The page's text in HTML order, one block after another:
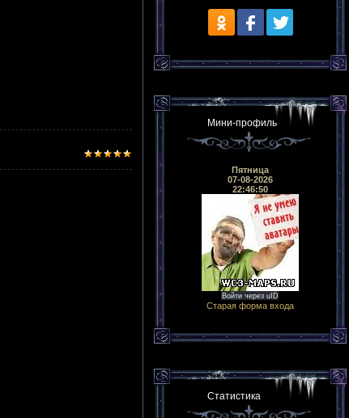
Мини-профиль
Пятница
07-08-2026
22:46:50
Войти через uID
Старая форма входа
Статистика